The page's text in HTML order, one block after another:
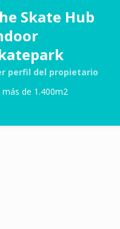
Skate Hub
perfil del propietario
de 1.400m2